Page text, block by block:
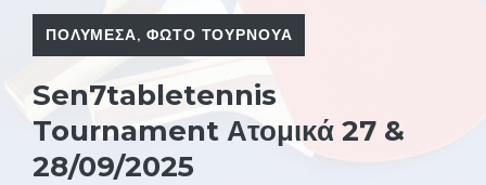
ΠΟΛΥΜΕΣΑ,ΦΩΤΟ ΤΟΥΡΝΟΥΑ
Sen7tabletennis
Tournament Ατομικά 27 &
28/09/2025